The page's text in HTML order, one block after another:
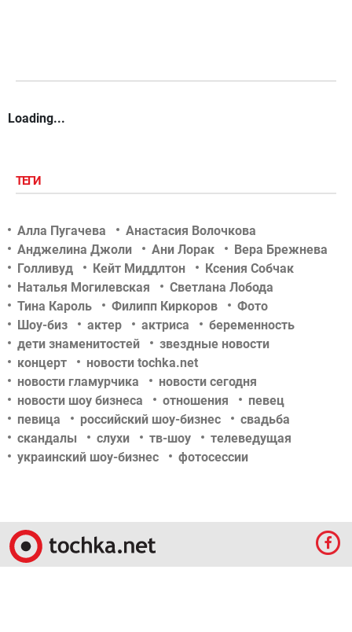
Loading...
ТЕГИ
Алла Пугачева
Анастасия Волочкова
Анджелина Джоли
Ани Лорак
Вера Брежнева
Голливуд
Кейт Миддлтон
Ксения Собчак
Наталья Могилевская
Светлана Лобода
Тина Кароль
Филипп Киркоров
Фото
Шоу-биз
актер актриса
беременность
дети знаменитостей
звездные новости
концерт
новости tochka.net
новости гламурчика
новости сегодня
новости шоу бизнеса
отношения
певец
певица
российский шоу-бизнес
свадьба
скандалы
слухи тв-шоу
телеведущая
украинский шоу-бизнес
фотосессии